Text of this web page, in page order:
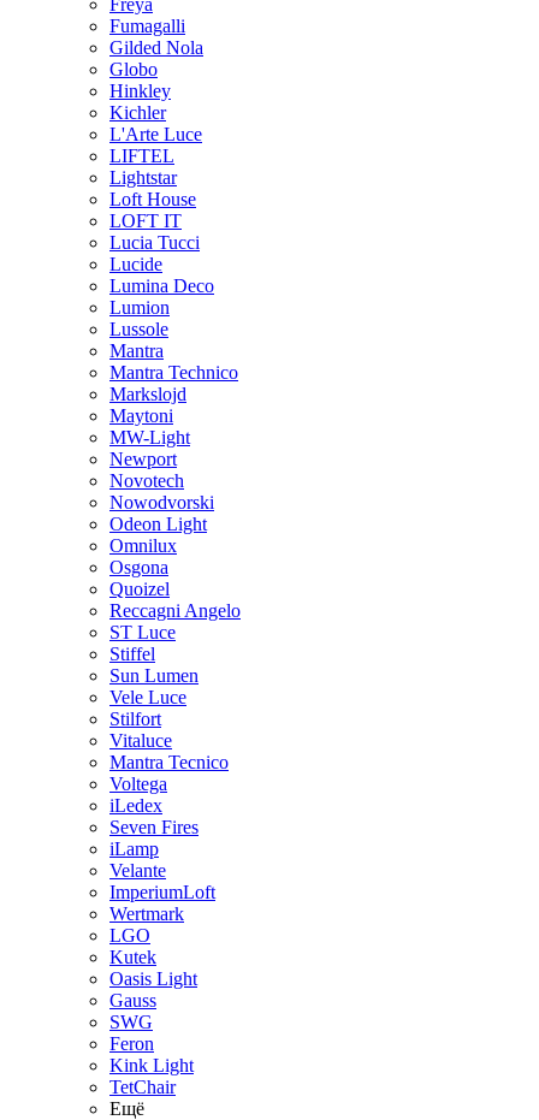
Freya
Fumagalli
Gilded Nola
Globo
Hinkley
Kichler
L'Arte Luce
LIFTEL
Lightstar
Loft House
LOFT IT
Lucia Tucci
Lucide
Lumina Deco
Lumion
Lussole
Mantra
Mantra Technico
Markslojd
Maytoni
MW-Light
Newport
Novotech
Nowodvorski
Odeon Light
Omnilux
Osgona
Quoizel
Reccagni Angelo
ST Luce
Stiffel
Sun Lumen
Vele Luce
Stilfort
Vitaluce
Mantra Tecnico
Voltega
iLedex
Seven Fires
iLamp
Velante
ImperiumLoft
Wertmark
LGO
Kutek
Oasis Light
Gauss
SWG
Feron
Kink Light
TetСhair
Ещё